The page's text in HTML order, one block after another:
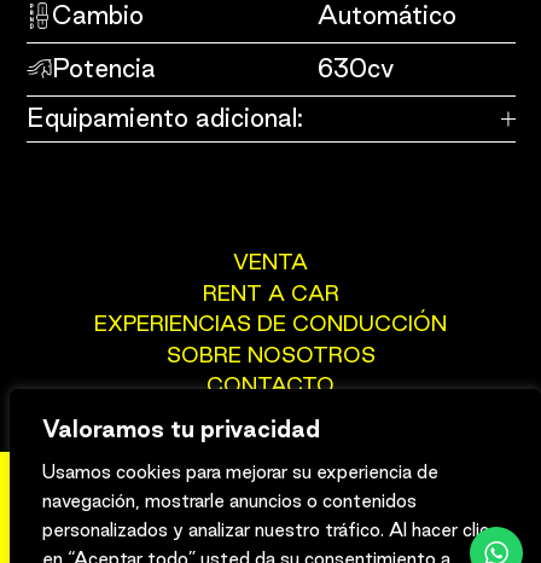
Valoramos tu privacidad
Usamos cookies para mejorar su experiencia de
navegación, mostrarle anuncios o contenidos
personalizados y analizar nuestro tráfico. Al hacer clic
en “Aceptar todo” usted da su consentimiento a
Cambio
Automático
Potencia
630cv
Equipamiento adicional:
VENTA
RENT A CAR
EXPERIENCIAS DE CONDUCCIÓN
SOBRE NOSOTROS
CONTACTO
Aviso legal Privacidad Cookies